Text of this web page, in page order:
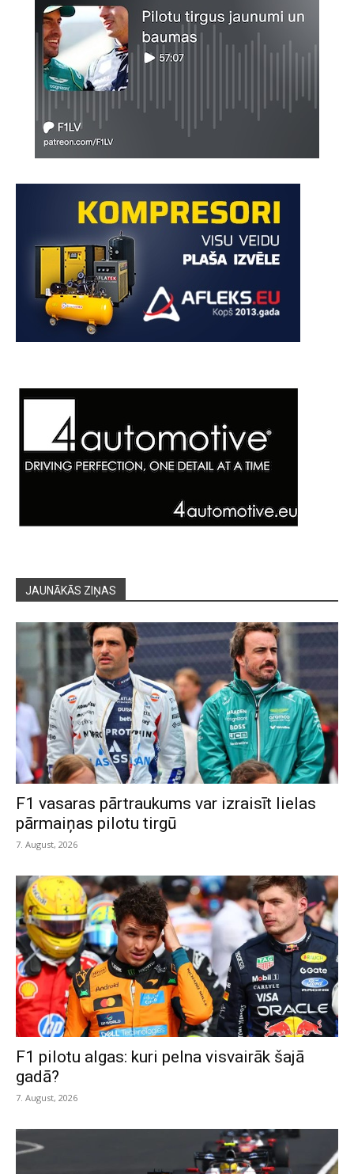
JAUNĀKĀS ZIŅAS
F1 vasaras pārtraukums var izraisīt lielas
pārmaiņas pilotu tirgū
7. August, 2026
F1 pilotu algas: kuri pelna visvairāk šajā
gadā?
7. August, 2026